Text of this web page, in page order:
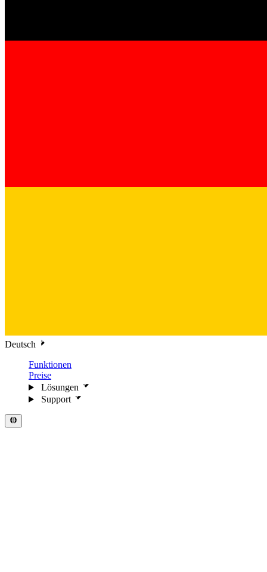
Deutsch
Funktionen
Preise
Lösungen
Support